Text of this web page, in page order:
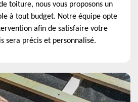
toiture, nous vous proposons un
à tout budget. Notre équipe opte
afin de satisfaire votre
sera précis et personnalisé.